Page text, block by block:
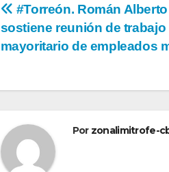
Navegación
de
#Torreón. Román
sostiene reunión de
mayoritario de empleados
Por zonalimitrofe-